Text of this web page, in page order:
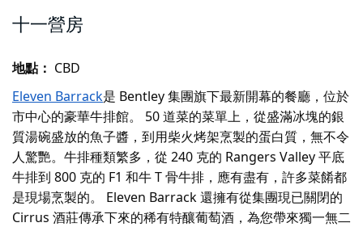
十一營房
地點： CBD
Eleven Barrack是 Bentley 集團旗下最新開幕的餐廳，位於
市中心的豪華牛排館。 50 道菜的菜單上，從盛滿冰塊的銀
質湯碗盛放的魚子醬，到用柴火烤架烹製的蛋白質，無不令
人驚艷。牛排種類繁多，從 240 克的 Rangers Valley 平底
牛排到 800 克的 F1 和牛 T 骨牛排，應有盡有，許多菜餚都
是現場烹製的。 Eleven Barrack 還擁有從集團現已關閉的
Cirrus 酒莊傳承下來的稀有特釀葡萄酒，為您帶來獨一無二